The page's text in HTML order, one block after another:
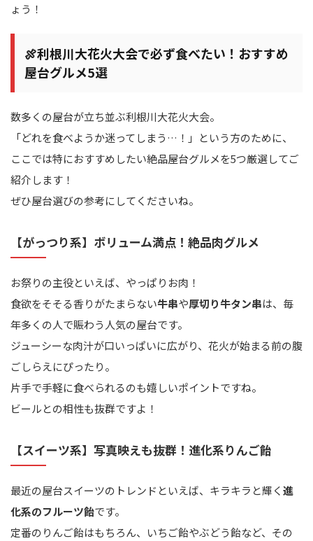
ょう！
🍖利根川大花火大会で必ず食べたい！おすすめ
屋台グルメ5選
数多くの屋台が立ち並ぶ利根川大花火大会。
「どれを食べようか迷ってしまう…！」という方のために、
ここでは特におすすめしたい絶品屋台グルメを5つ厳選してご
紹介します！
ぜひ屋台選びの参考にしてくださいね。
【がっつり系】ボリューム満点！絶品肉グルメ
お祭りの主役といえば、やっぱりお肉！
食欲をそそる香りがたまらない牛串や厚切り牛タン串は、毎
年多くの人で賑わう人気の屋台です。
ジューシーな肉汁が口いっぱいに広がり、花火が始まる前の腹
ごしらえにぴったり。
片手で手軽に食べられるのも嬉しいポイントですね。
ビールとの相性も抜群ですよ！
【スイーツ系】写真映えも抜群！進化系りんご飴
最近の屋台スイーツのトレンドといえば、キラキラと輝く進
化系のフルーツ飴です。
定番のりんご飴はもちろん、いちご飴やぶどう飴など、その